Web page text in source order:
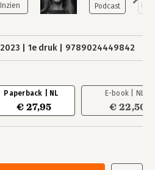
2023 1e druk 9789024449842
Paperback | NL
€ 27,95
E-book | NL
€ 22,50